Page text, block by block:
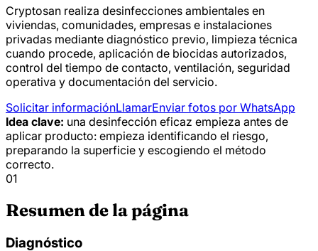
Cryptosan realiza desinfecciones ambientales en
viviendas, comunidades, empresas e instalaciones
privadas mediante diagnóstico previo, limpieza técnica
cuando procede, aplicación de biocidas autorizados,
control del tiempo de contacto, ventilación, seguridad
operativa y documentación del servicio.
Solicitar informaciónLlamarEnviar fotos por WhatsApp
Idea clave: una desinfección eficaz empieza antes de
aplicar producto: empieza identificando el riesgo,
preparando la superficie y escogiendo el método
correcto.
01
Resumen de la página
Diagnóstico